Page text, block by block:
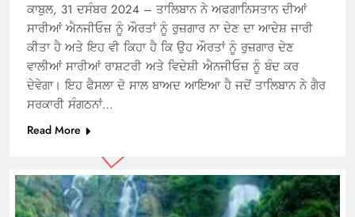
ਕਾਬੁਲ, 31 ਦਸੰਬਰ 2024 – ਤਾਲਿਬਾਨ ਨੇ ਅਫਗਾਨਿਸਤਾਨ ਦੀਆਂ
ਸਾਰੀਆਂ ਐਨਜੀਓਜ਼ ਨੂੰ ਔਰਤਾਂ ਨੂੰ ਰੁਜ਼ਗਾਰ ਨਾ ਦੇਣ ਦਾ ਆਦੇਸ਼ ਜਾਰੀ
ਕੀਤਾ ਹੈ ਅਤੇ ਇਹ ਵੀ ਕਿਹਾ ਹੈ ਕਿ ਉਹ ਔਰਤਾਂ ਨੂੰ ਰੁਜ਼ਗਾਰ ਦੇਣ
ਵਾਲੀਆਂ ਸਾਰੀਆਂ ਰਾਸ਼ਟਰੀ ਅਤੇ ਵਿਦੇਸ਼ੀ ਐਨਜੀਓਜ਼ ਨੂੰ ਬੰਦ ਕਰ
ਦੇਵੇਗਾ। ਇਹ ਫੈਸਲਾ ਦੋ ਸਾਲ ਬਾਅਦ ਆਇਆ ਹੈ ਜਦੋਂ ਤਾਲਿਬਾਨ ਨੇ ਗੈਰ
ਸਰਕਾਰੀ ਸੰਗਠਨਾਂ…
Read More